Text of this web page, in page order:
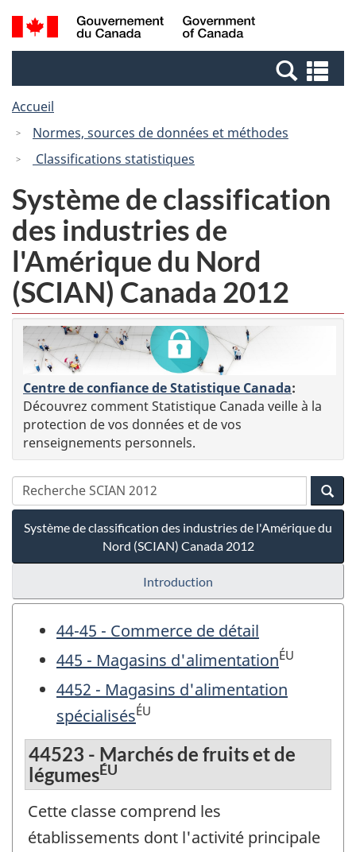
Passer
au
Passer
à
Canada
Recherche
et
et
Accueil
Normes, sources de données et méthodes
Classifications statistiques
Système de classification
des industries de
l'Amérique du Nord
(SCIAN) Canada 2012
Centre de confiance de Statistique Canada:
Découvrez comment Statistique Canada veille à la
protection de vos données et de vos
renseignements personnels.
Système de classification des industries de l'Amérique du
Nord (SCIAN) Canada 2012
Introduction
44-45 - Commerce de détail
445 - Magasins d'alimentationÉU
4452 - Magasins d'alimentation
spécialisésÉU
44523 - Marchés de fruits et de
légumesÉU
Cette classe comprend les
établissements dont l'activité principale